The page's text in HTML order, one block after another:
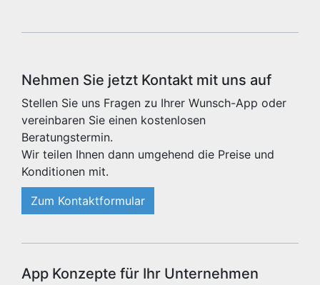
Nehmen Sie jetzt Kontakt mit uns auf
Stellen Sie uns Fragen zu Ihrer Wunsch-App oder
vereinbaren Sie einen kostenlosen
Beratungstermin.
Wir teilen Ihnen dann umgehend die Preise und
Konditionen mit.
Zum Kontaktformular
App Konzepte für Ihr Unternehmen